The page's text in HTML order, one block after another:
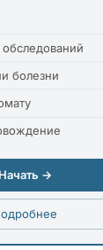
болезни
Начать →